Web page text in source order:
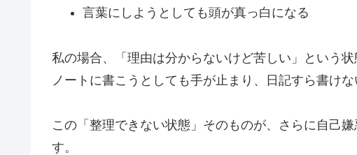
言葉にしようとしても頭が真っ白になる
私の場合、「理由は分からないけど苦しい」という状
ノートに書こうとしても手が止まり、日記すら書けな
この「整理できない状態」そのものが、さらに自己
す。